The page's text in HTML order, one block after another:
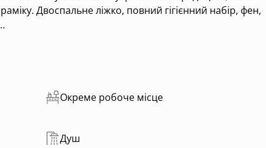
Двоспальне ліжко, повний гігієнний набір, фен,
— історію.
Окреме робоче місце
Душ